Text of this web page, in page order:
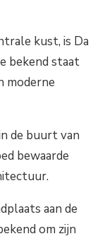
kust, is Da
bekend staat
moderne
de buurt van
bewaarde
aan de
om zijn